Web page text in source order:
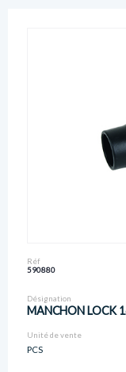
Réf
590880
Désignation
MANCHON LOCK
Unité de vente
PCS